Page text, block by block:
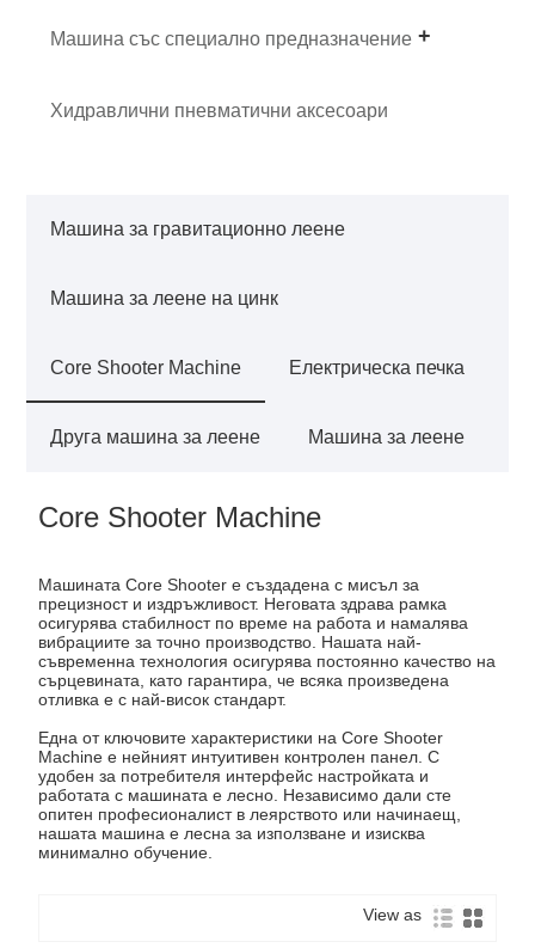
Машина със специално предназначение
Хидравлични пневматични аксесоари
Машина за гравитационно леене
Машина за леене на цинк
Core Shooter Machine Електрическа печка
Друга машина за леене Машина за леене
Core Shooter Machine
Машината Core Shooter е създадена с мисъл за
прецизност и издръжливост. Неговата здрава рамка
осигурява стабилност по време на работа и намалява
вибрациите за точно производство. Нашата най-
съвременна технология осигурява постоянно качество на
сърцевината, като гарантира, че всяка произведена
отливка е с най-висок стандарт.
Една от ключовите характеристики на Core Shooter
Machine е нейният интуитивен контролен панел. С
удобен за потребителя интерфейс настройката и
работата с машината е лесно. Независимо дали сте
опитен професионалист в леярството или начинаещ,
нашата машина е лесна за използване и изисква
минимално обучение.
View as